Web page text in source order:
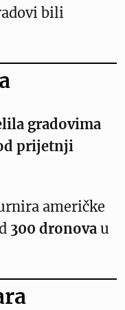
bili
gradovima
prijetnji
američke
300 dronova u